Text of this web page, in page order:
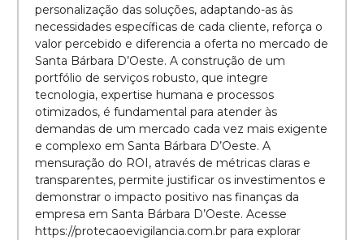
personalização das soluções, adaptando-as às
necessidades específicas de cada cliente, reforça o
valor percebido e diferencia a oferta no mercado de
Santa Bárbara D’Oeste. A construção de um
portfólio de serviços robusto, que integre
tecnologia, expertise humana e processos
otimizados, é fundamental para atender às
demandas de um mercado cada vez mais exigente
e complexo em Santa Bárbara D’Oeste. A
mensuração do ROI, através de métricas claras e
transparentes, permite justificar os investimentos e
demonstrar o impacto positivo nas finanças da
empresa em Santa Bárbara D’Oeste. Acesse
https://protecaoevigilancia.com.br para explorar